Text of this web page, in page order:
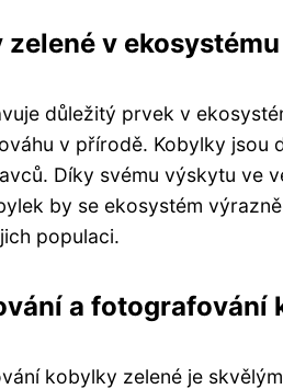
v ekosystému
důležitý prvek v
v přírodě. Kobylky
Díky svému výskytu ve
by se ekosystém
populaci.
a fotografování
kobylky zelené je